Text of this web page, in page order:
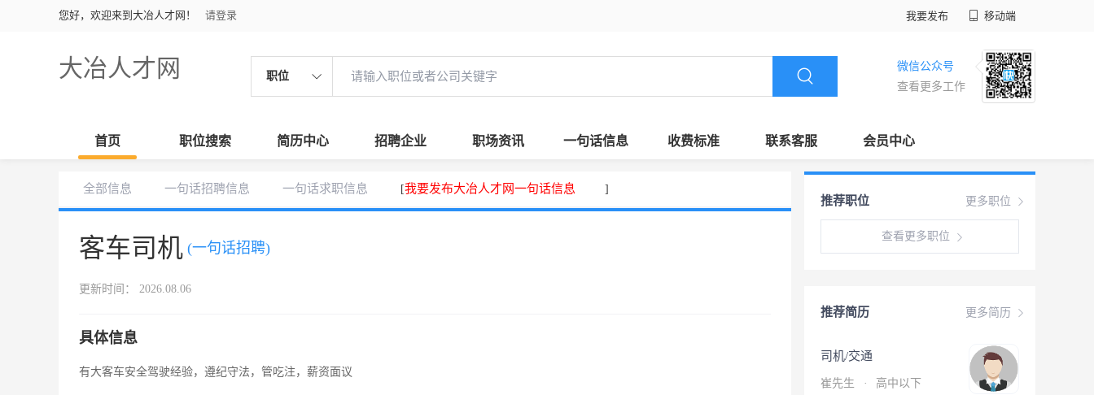
您好，欢迎来到大冶人才网！ 请登录 我要发布 移动端
大冶人才网 职位
微信公众号
查看更多工作
首页 职位搜索 简历中心 招聘企业 职场资讯 一句话信息 收费标准 联系客服 会员中心
全部信息 一句话招聘信息 一句话求职信息 [我要发布大冶人才网一句话信息 ]
客车司机 (一句话招聘)
更新时间： 2026.08.06
具体信息
有大客车安全驾驶经验，遵纪守法，管吃注，薪资面议
更多职位
推荐职位
查看更多职位
更多简历
推荐简历
司机/交通
崔先生 · 高中以下